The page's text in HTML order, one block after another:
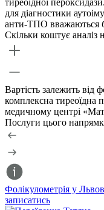
для діагностики
анти-ТПО вважаються
Скільки коштує аналіз
Вартість залежить від
комплексна тиреоїдна
медичному центрі
Послуги цього
Фолікулометрія у
записатись